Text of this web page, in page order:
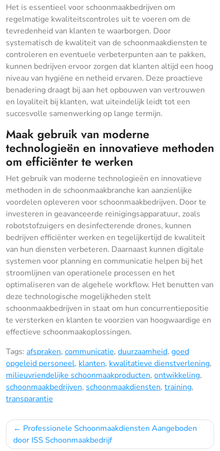
Het is essentieel voor schoonmaakbedrijven om
regelmatige kwaliteitscontroles uit te voeren om de
tevredenheid van klanten te waarborgen. Door
systematisch de kwaliteit van de schoonmaakdiensten te
controleren en eventuele verbeterpunten aan te pakken,
kunnen bedrijven ervoor zorgen dat klanten altijd een hoog
niveau van hygiëne en netheid ervaren. Deze proactieve
benadering draagt bij aan het opbouwen van vertrouwen
en loyaliteit bij klanten, wat uiteindelijk leidt tot een
succesvolle samenwerking op lange termijn.
Maak gebruik van moderne
technologieën en innovatieve methoden
om efficiënter te werken
Het gebruik van moderne technologieën en innovatieve
methoden in de schoonmaakbranche kan aanzienlijke
voordelen opleveren voor schoonmaakbedrijven. Door te
investeren in geavanceerde reinigingsapparatuur, zoals
robotstofzuigers en desinfecterende drones, kunnen
bedrijven efficiënter werken en tegelijkertijd de kwaliteit
van hun diensten verbeteren. Daarnaast kunnen digitale
systemen voor planning en communicatie helpen bij het
stroomlijnen van operationele processen en het
optimaliseren van de algehele workflow. Het benutten van
deze technologische mogelijkheden stelt
schoonmaakbedrijven in staat om hun concurrentiepositie
te versterken en klanten te voorzien van hoogwaardige en
effectieve schoonmaakoplossingen.
Tags: afspraken, communicatie, duurzaamheid, goed
opgeleid personeel, klanten, kwalitatieve dienstverlening,
milieuvriendelijke schoonmaakproducten, ontwikkeling,
schoonmaakbedrijven, schoonmaakdiensten, training,
transparantie
Bericht
navigatie
Professionele Schoonmaakdiensten Aangeboden
door ISS Schoonmaakbedrijf